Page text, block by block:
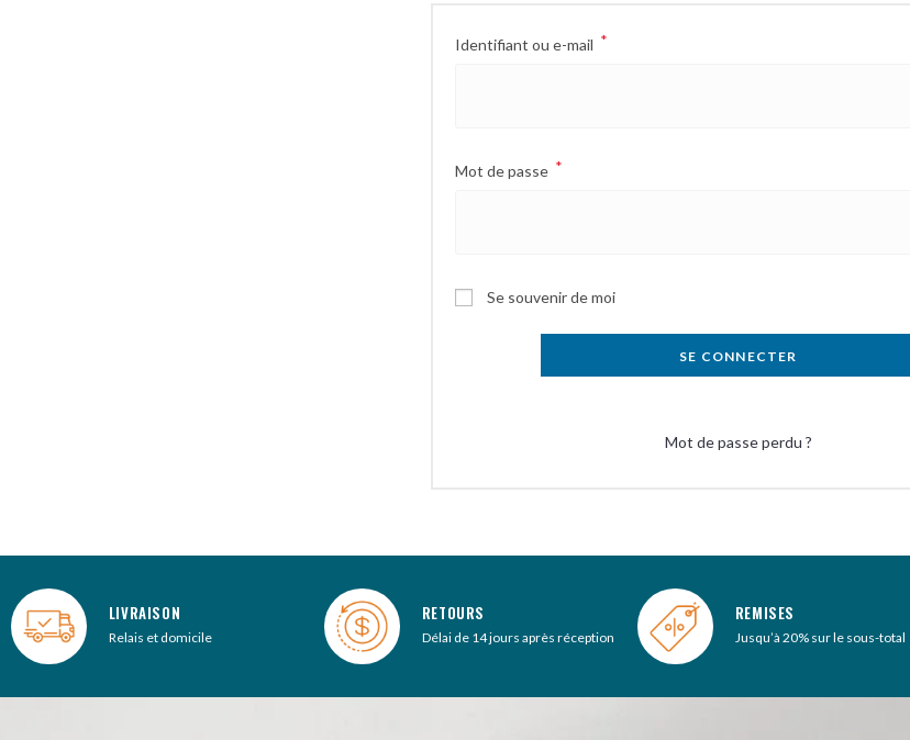
Identifiant ou e-mail *
Mot de passe *
A
Se souvenir de moi
SE CONNECTER
Mot de passe perdu ?
LIVRAISON
Relais et domicile
RETOURS
Délai de 14 jours après réception
REMISES
Jusqu’à 20% sur le sous-total